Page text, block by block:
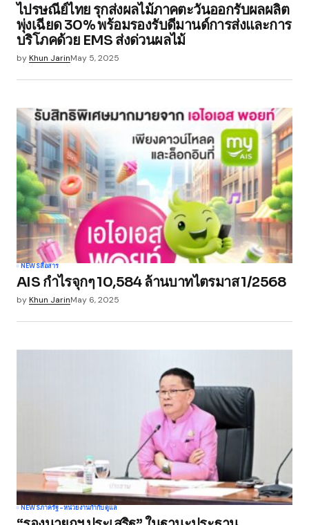
ไปรษณีย์ไทย รุกส่งผลไม้ภาคตะวันออกรับผลผลิต
พุ่งเฉียด 30% พร้อมรองรับดีมานด์การส่งและการ
บริโภคด้วย EMS ส่งด่วนผลไม้
byKhun JarinMay 5, 2025
NEWSสื่อสาร
AIS กำไรจุกๆ 10,584 ล้านบาทไตรมาส 1/2568
byKhun JarinMay 6, 2025
NEWSภาครัฐ-หน่วยงานกำกับดูแล